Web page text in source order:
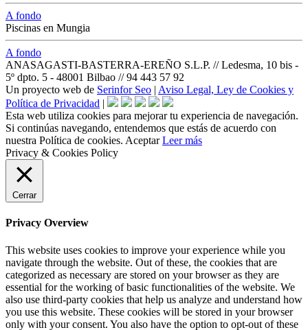
A fondo
Piscinas en Mungia
A fondo
ANASAGASTI-BASTERRA-EREÑO S.L.P. // Ledesma, 10 bis -
5º dpto. 5 - 48001 Bilbao // 94 443 57 92
Un proyecto web de Serinfor Seo | Aviso Legal, Ley de Cookies y
Política de Privacidad |
Esta web utiliza cookies para mejorar tu experiencia de navegación.
Si continúas navegando, entendemos que estás de acuerdo con
nuestra Política de cookies. Aceptar Leer más
Privacy & Cookies Policy
Cerrar
Privacy Overview
This website uses cookies to improve your experience while you
navigate through the website. Out of these, the cookies that are
categorized as necessary are stored on your browser as they are
essential for the working of basic functionalities of the website. We
also use third-party cookies that help us analyze and understand how
you use this website. These cookies will be stored in your browser
only with your consent. You also have the option to opt-out of these